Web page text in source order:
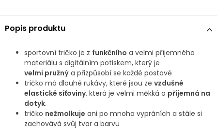
Popis produktu
sportovní tričko je z funkčního a velmi příjemného
materiálu s digitálním potiskem, který je
velmi pružný a přizpůsobí se každé postavě
tričko má dlouhé rukávy, které jsou ze vzdušné
elastické síťoviny, která je velmi měkká a příjemná na
dotyk.
tričko nežmolkuje ani po mnoha vypráních a stále si
zachovává svůj tvar a barvu